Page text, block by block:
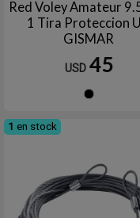
Red Voley Amateur
1 Tira Proteccion
GISMAR
USD 45
1 en stock